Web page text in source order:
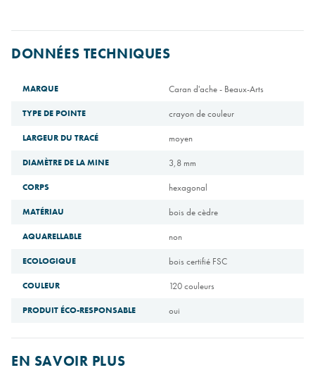
DONNÉES TECHNIQUES
MARQUE Caran d'ache - Beaux-Arts
TYPE DE POINTE crayon de couleur
LARGEUR DU TRACÉ moyen
DIAMÈTRE DE LA MINE 3,8 mm
CORPS hexagonal
MATÉRIAU bois de cèdre
AQUARELLABLE non
ECOLOGIQUE bois certifié FSC
COULEUR 120 couleurs
PRODUIT ÉCO-RESPONSABLE oui
EN SAVOIR PLUS